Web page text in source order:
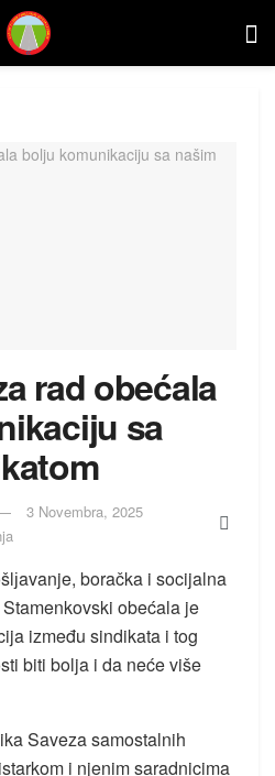
rad obećala
sa
3 Novembra, 2025
boračka i socijalna
obećala je
između sindikata i tog
biti bolja i da neće više
Saveza samostalnih
i njenim saradnicima